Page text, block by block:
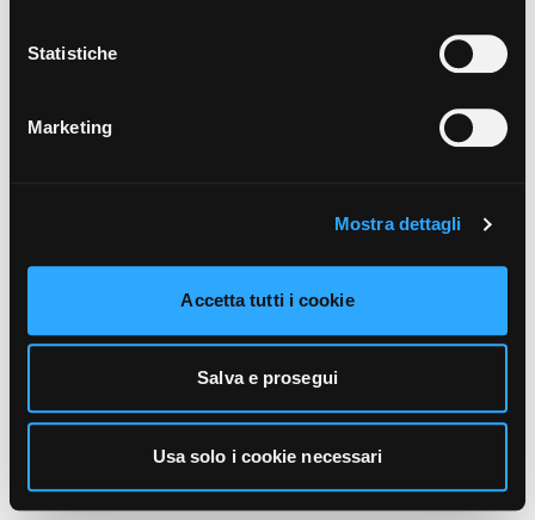
funzionamento, puoi prendere visione dell’informativa
cliccando qui.
Statistiche
Marketing
Mostra dettagli
Accetta tutti i cookie
Salva e prosegui
Usa solo i cookie necessari